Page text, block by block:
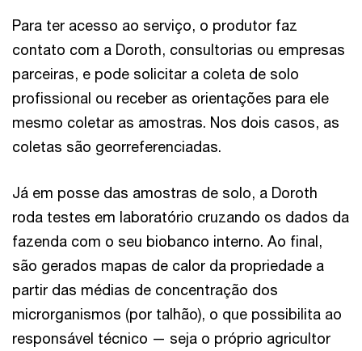
Para ter acesso ao serviço, o produtor faz
contato com a Doroth, consultorias ou empresas
parceiras, e pode solicitar a coleta de solo
profissional ou receber as orientações para ele
mesmo coletar as amostras. Nos dois casos, as
coletas são georreferenciadas.
Já em posse das amostras de solo, a Doroth
roda testes em laboratório cruzando os dados da
fazenda com o seu biobanco interno. Ao final,
são gerados mapas de calor da propriedade a
partir das médias de concentração dos
microrganismos (por talhão), o que possibilita ao
responsável técnico — seja o próprio agricultor